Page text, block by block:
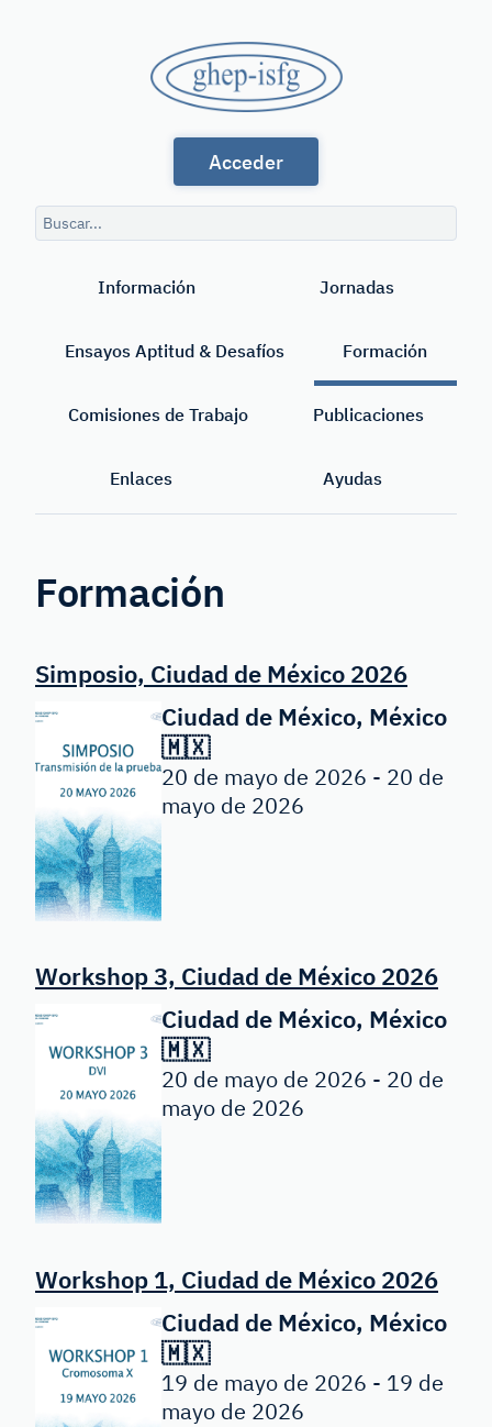
GHEP
-
ISFG
Habla
Española
International
Forensic
Acceder
Consulta
de
Información Jornadas
Ensayos Aptitud & Desafíos Formación
Comisiones de Trabajo Publicaciones
Enlaces Ayudas
Formación
Simposio, Ciudad de México 2026
Ciudad de México, México
🇲🇽
20 de mayo de 2026 - 20 de
mayo de 2026
Workshop 3, Ciudad de México 2026
Ciudad de México, México
🇲🇽
20 de mayo de 2026 - 20 de
mayo de 2026
Workshop 1, Ciudad de México 2026
Ciudad de México, México
🇲🇽
19 de mayo de 2026 - 19 de
mayo de 2026